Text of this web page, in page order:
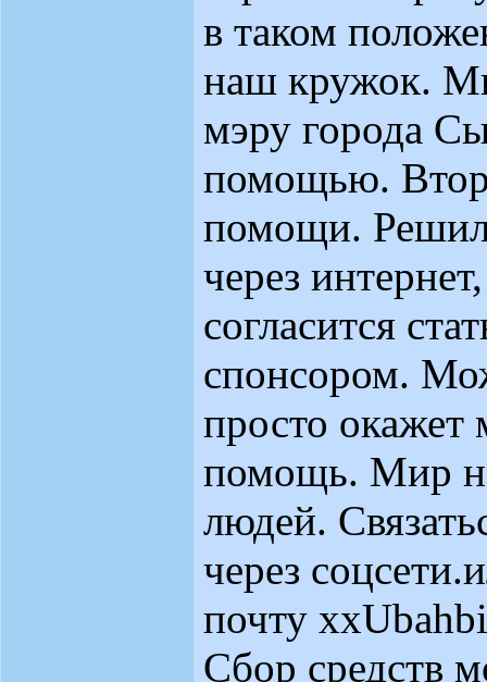
в таком
наш кружок.
мэру города
помощью.
помощи.
через
согласится
спонсором.
просто окажет
помощь. Мир
людей.
через
почту
Сбор средств